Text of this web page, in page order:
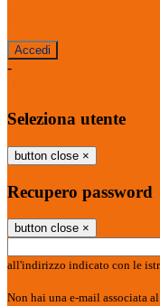
-
Seleziona utente
button close ×
Recupero password
button close ×
all'indirizzo indicato con le
Non hai una e-mail associata